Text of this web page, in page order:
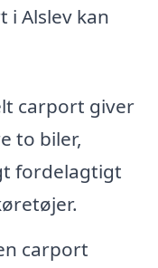
Alslev kan
carport giver
to biler,
fordelagtigt
carport